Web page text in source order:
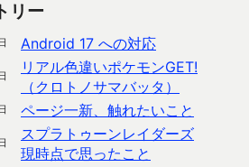
リー
Android 17 への対応
リアル色違いポケモンGET!
（クロトノサマバッタ）
ページ一新、触れたいこと
スプラトゥーンレイダーズ
現時点で思ったこと